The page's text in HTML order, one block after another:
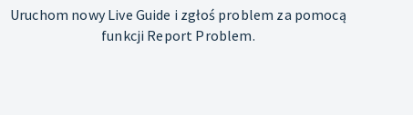
Uruchom nowy Live Guide i zgłoś problem za pomocą
funkcji Report Problem.